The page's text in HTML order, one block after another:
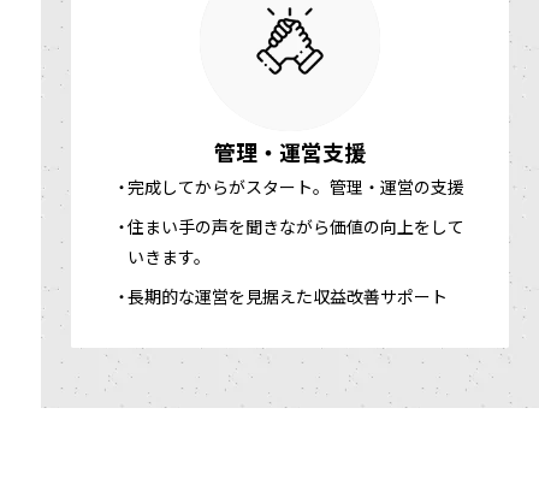
管理・運営支援
完成してからがスタート。管理・運営の支援
住まい手の声を聞きながら価値の向上をして
いきます。
長期的な運営を見据えた収益改善サポート